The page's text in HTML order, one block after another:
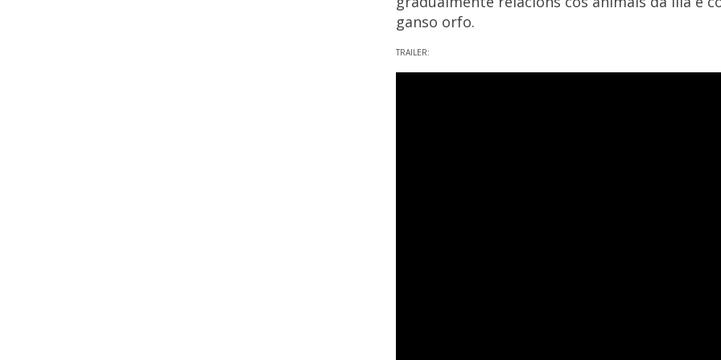
ganso orfo.
TRAILER: